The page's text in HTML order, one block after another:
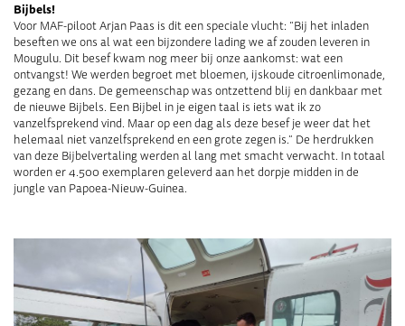
Bijbels!
Voor MAF-piloot Arjan Paas is dit een speciale vlucht: “Bij het inladen
beseften we ons al wat een bijzondere lading we af zouden leveren in
Mougulu. Dit besef kwam nog meer bij onze aankomst: wat een
ontvangst! We werden begroet met bloemen, ijskoude citroenlimonade,
gezang en dans. De gemeenschap was ontzettend blij en dankbaar met
de nieuwe Bijbels. Een Bijbel in je eigen taal is iets wat ik zo
vanzelfsprekend vind. Maar op een dag als deze besef je weer dat het
helemaal niet vanzelfsprekend en een grote zegen is.” De herdrukken
van deze Bijbelvertaling werden al lang met smacht verwacht. In totaal
worden er 4.500 exemplaren geleverd aan het dorpje midden in de
jungle van Papoea-Nieuw-Guinea.